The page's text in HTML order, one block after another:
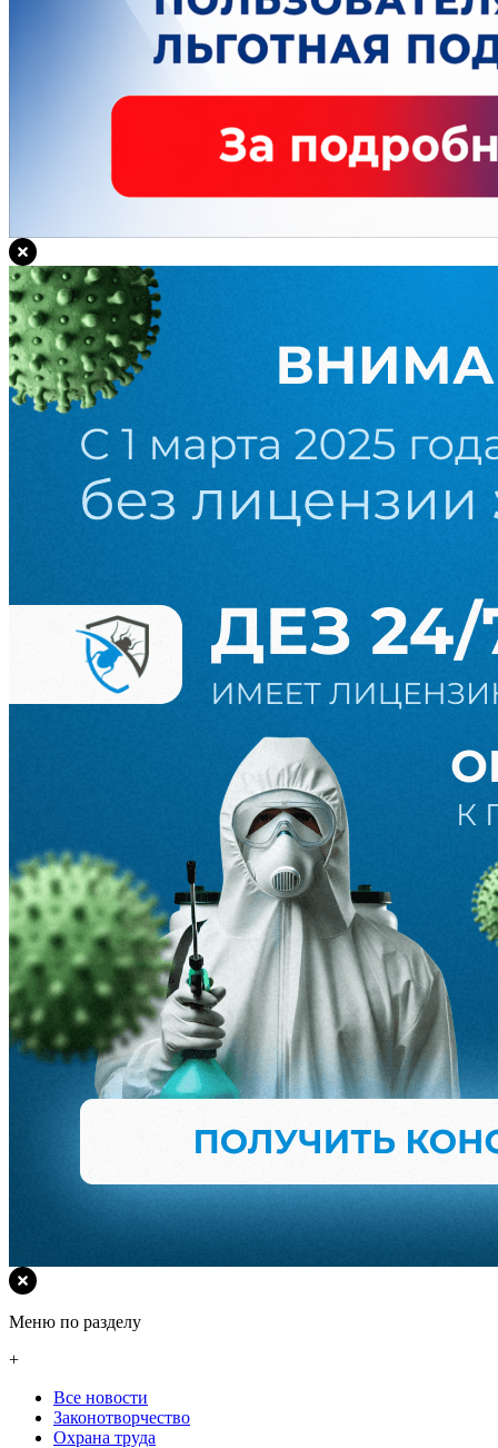
Меню по разделу
+
Все новости
Законотворчество
Охрана труда